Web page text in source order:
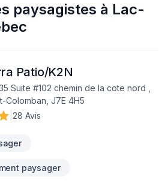
paysagistes à Lac-
Patio/K2N
Suite #102 chemin de la cote nord ,
Colomban, J7E 4H5
28 Avis
paysager